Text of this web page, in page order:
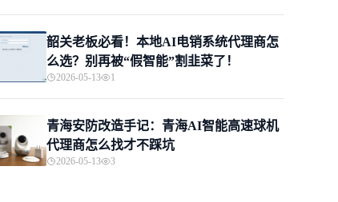
韶关老板必看！本地AI电销系统代理商怎
么选？别再被“假智能”割韭菜了！
2026-05-13 1
青海安防改造手记：青海AI智能高速球机
代理商怎么找才不踩坑
2026-05-13 3